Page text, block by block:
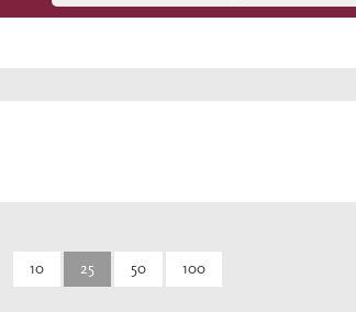
10 25 50 100